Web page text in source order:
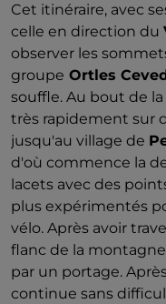
Cet itinéraire, avec
celle en direction du
observer les
groupe Ortles
souffle. Au bout de
très rapidement sur
jusqu'au village de
d'où commence la
lacets avec des
plus expérimentés
vélo. Après avoir
flanc de la
par un portage.
continue sans